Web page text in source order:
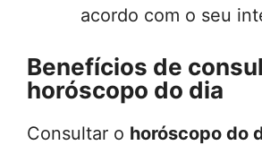
acordo com o seu
Benefícios de
horóscopo do dia
Consultar o horóscopo do